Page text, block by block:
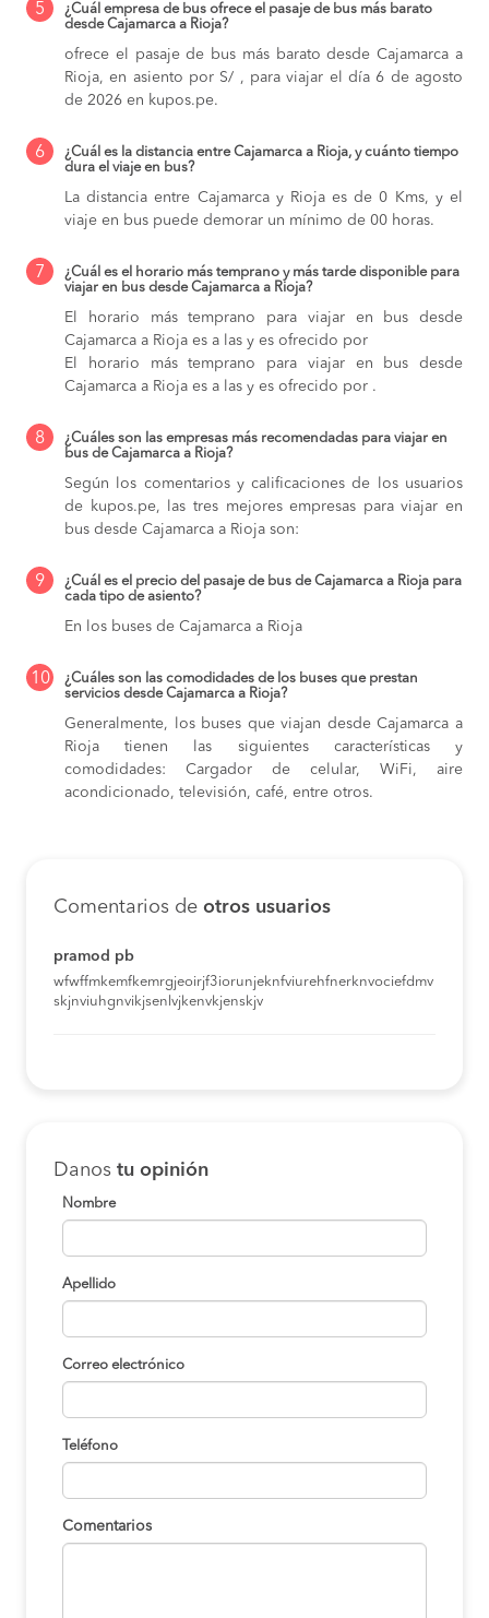
5
¿Cuál empresa de bus ofrece el pasaje de bus más barato
desde Cajamarca a Rioja?
ofrece el pasaje de bus más barato desde Cajamarca a
Rioja, en asiento por S/ , para viajar el día 6 de agosto
de 2026 en kupos.pe.
6
¿Cuál es la distancia entre Cajamarca a Rioja, y cuánto tiempo
dura el viaje en bus?
La distancia entre Cajamarca y Rioja es de 0 Kms, y el
viaje en bus puede demorar un mínimo de 00 horas.
7
¿Cuál es el horario más temprano y más tarde disponible para
viajar en bus desde Cajamarca a Rioja?
El horario más temprano para viajar en bus desde
Cajamarca a Rioja es a las y es ofrecido por
El horario más temprano para viajar en bus desde
Cajamarca a Rioja es a las y es ofrecido por .
8
¿Cuáles son las empresas más recomendadas para viajar en
bus de Cajamarca a Rioja?
Según los comentarios y calificaciones de los usuarios
de kupos.pe, las tres mejores empresas para viajar en
bus desde Cajamarca a Rioja son:
9
¿Cuál es el precio del pasaje de bus de Cajamarca a Rioja para
cada tipo de asiento?
En los buses de Cajamarca a Rioja
10
¿Cuáles son las comodidades de los buses que prestan
servicios desde Cajamarca a Rioja?
Generalmente, los buses que viajan desde Cajamarca a
Rioja tienen las siguientes características y
comodidades: Cargador de celular, WiFi, aire
acondicionado, televisión, café, entre otros.
Comentarios de otros usuarios
pramod pb
wfwffmkemfkemrgjeoirjf3iorunjeknfviurehfnerknvociefdmv
skjnviuhgnvikjsenlvjkenvkjenskjv
Danos tu opinión
Nombre
Apellido
Correo electrónico
Teléfono
Comentarios